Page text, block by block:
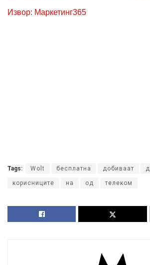
Извор: Маркетинг365
Tags: Wolt бесплатна добиваат
корисниците на од телеком